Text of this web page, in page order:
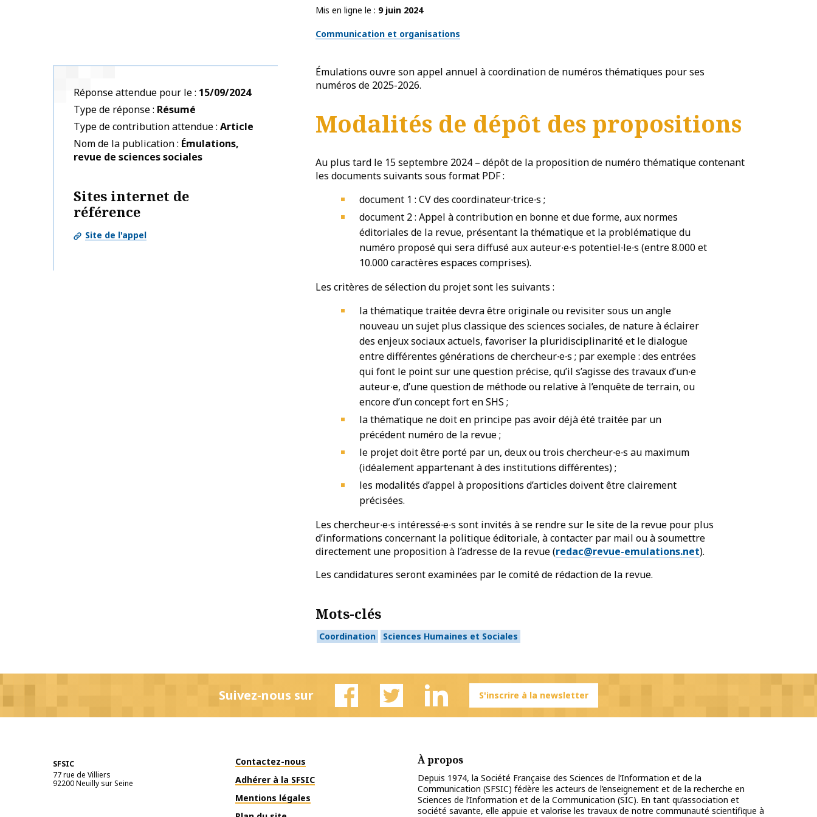
Mis en ligne le
9 juin 2024
Thématiques
Communication et organisations
Réponse attendue pour le 15/09/2024
Type de réponse Résumé
Type de contribution attendue Article
Nom de la publication Émulations,
revue de sciences sociales
Sites internet de
référence
Site de l'appel
Émulations ouvre son appel annuel à coordination de numéros thématiques pour ses
numéros de 2025-2026.
Modalités de dépôt des propositions
Au plus tard le 15 septembre 2024 – dépôt de la proposition de numéro thématique contenant
les documents suivants sous format PDF :
document 1 : CV des coordinateur∙trice∙s ;
document 2 : Appel à contribution en bonne et due forme, aux normes
éditoriales de la revue, présentant la thématique et la problématique du
numéro proposé qui sera diffusé aux auteur∙e∙s potentiel∙le∙s (entre 8.000 et
10.000 caractères espaces comprises).
Les critères de sélection du projet sont les suivants :
la thématique traitée devra être originale ou revisiter sous un angle
nouveau un sujet plus classique des sciences sociales, de nature à éclairer
des enjeux sociaux actuels, favoriser la pluridisciplinarité et le dialogue
entre différentes générations de chercheur∙e∙s ; par exemple : des entrées
qui font le point sur une question précise, qu’il s’agisse des travaux d’un∙e
auteur∙e, d’une question de méthode ou relative à l’enquête de terrain, ou
encore d’un concept fort en SHS ;
la thématique ne doit en principe pas avoir déjà été traitée par un
précédent numéro de la revue ;
le projet doit être porté par un, deux ou trois chercheur∙e∙s au maximum
(idéalement appartenant à des institutions différentes) ;
les modalités d’appel à propositions d’articles doivent être clairement
précisées.
Les chercheur∙e∙s intéressé∙e∙s sont invités à se rendre sur le site de la revue pour plus
d’informations concernant la politique éditoriale, à contacter par mail ou à soumettre
directement une proposition à l’adresse de la revue (redac@revue-emulations.net).
Les candidatures seront examinées par le comité de rédaction de la revue.
Mots-clés
Coordination Sciences Humaines et Sociales
Suivez-nous sur S'inscrire à la newsletter
SFSIC
77 rue de Villiers
92200Neuilly sur Seine
Contactez-nous
Adhérer à la SFSIC
Mentions légales
À propos
Depuis 1974, la Société Française des Sciences de l’Information et de la
Communication (SFSIC) fédère les acteurs de l’enseignement et de la recherche en
Sciences de l’Information et de la Communication (SIC). En tant qu’association et
société savante, elle appuie et valorise les travaux de notre communauté scientifique à